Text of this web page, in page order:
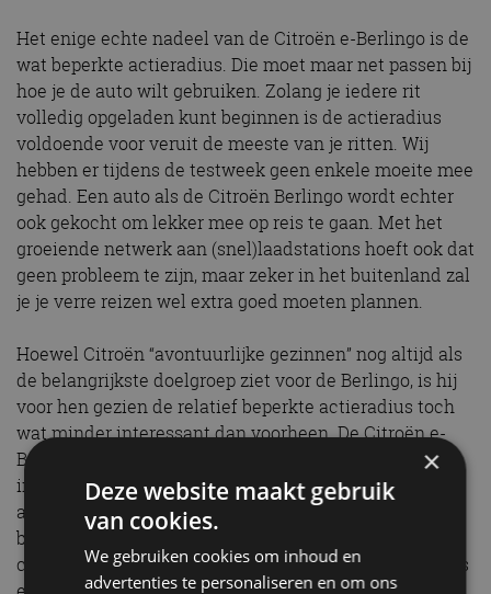
Het enige echte nadeel van de Citroën e-Berlingo is de
wat beperkte actieradius. Die moet maar net passen bij
hoe je de auto wilt gebruiken. Zolang je iedere rit
volledig opgeladen kunt beginnen is de actieradius
voldoende voor veruit de meeste van je ritten. Wij
hebben er tijdens de testweek geen enkele moeite mee
gehad. Een auto als de Citroën Berlingo wordt echter
ook gekocht om lekker mee op reis te gaan. Met het
groeiende netwerk aan (snel)laadstations hoeft ook dat
geen probleem te zijn, maar zeker in het buitenland zal
je je verre reizen wel extra goed moeten plannen.
Hoewel Citroën “avontuurlijke gezinnen” nog altijd als
de belangrijkste doelgroep ziet voor de Berlingo, is hij
voor hen gezien de relatief beperkte actieradius toch
wat minder interessant dan voorheen. De Citroën e-
Berlingo is wat ons betreft echter wel een heel
interessant aanbod voor taxibedrijven en bijvoorbeeld
aanbieders van (andere) shuttlediensten. Uiteindelijk
blijft de Citroën e-Berlingo wel gewoon een
comfortabele en fijn rijdende auto waar alle passagiers
×
Deze website maakt gebruik
van cookies.
We gebruiken cookies om inhoud en
advertenties te personaliseren en om ons